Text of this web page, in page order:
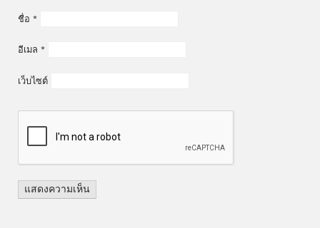
ชื่อ *
อีเมล *
เว็บไซต์